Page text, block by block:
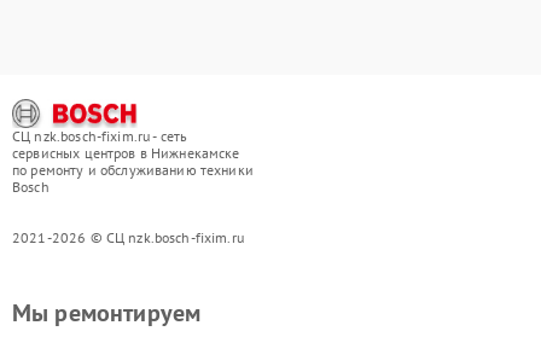
СЦ nzk.bosch-fixim.ru - сеть
сервисных центров в Нижнекамске
по ремонту и обслуживанию техники
Bosch
2021-2026 © СЦ nzk.bosch-fixim.ru
Мы ремонтируем